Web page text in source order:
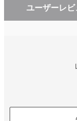
ユーザーレビ